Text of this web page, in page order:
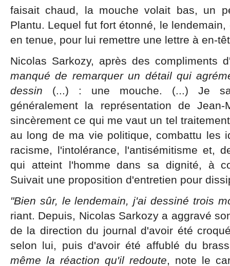
faisait chaud, la mouche volait bas, un
Plantu. Lequel fut fort étonné, le
en tenue, pour lui remettre une lettre à en-
Nicolas Sarkozy, après des compliments
manqué de remarquer un détail qui
dessin (...) : une mouche. (...) Je
généralement la représentation de
sincèrement ce qui me vaut un tel
au long de ma vie politique, combattu les
racisme, l'intolérance, l'antisémitisme et,
qui atteint l'homme dans sa dignité, à
Suivait une proposition d'entretien pour
"Bien sûr, le lendemain, j'ai dessiné trois
riant. Depuis, Nicolas Sarkozy a aggravé
de la direction du journal d'avoir été
selon lui, puis d'avoir été affublé du
même la réaction qu'il redoute, note le